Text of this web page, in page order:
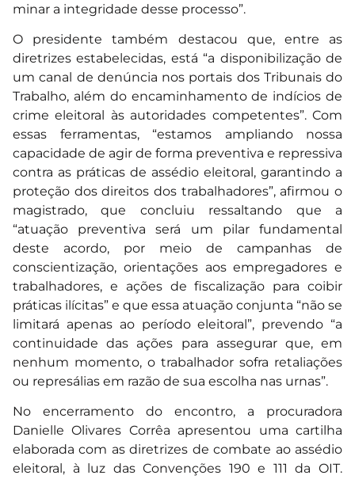
minar a integridade desse processo”.
O presidente também destacou que, entre as
diretrizes estabelecidas, está “a disponibilização de
um canal de denúncia nos portais dos Tribunais do
Trabalho, além do encaminhamento de indícios de
crime eleitoral às autoridades competentes”. Com
essas ferramentas, “estamos ampliando nossa
capacidade de agir de forma preventiva e repressiva
contra as práticas de assédio eleitoral, garantindo a
proteção dos direitos dos trabalhadores”, afirmou o
magistrado, que concluiu ressaltando que a
“atuação preventiva será um pilar fundamental
deste acordo, por meio de campanhas de
conscientização, orientações aos empregadores e
trabalhadores, e ações de fiscalização para coibir
práticas ilícitas” e que essa atuação conjunta “não se
limitará apenas ao período eleitoral”, prevendo “a
continuidade das ações para assegurar que, em
nenhum momento, o trabalhador sofra retaliações
ou represálias em razão de sua escolha nas urnas”.
No encerramento do encontro, a procuradora
Danielle Olivares Corrêa apresentou uma cartilha
elaborada com as diretrizes de combate ao assédio
eleitoral, à luz das Convenções 190 e 111 da OIT.